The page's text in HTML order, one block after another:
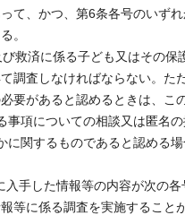
て、かつ、第6条各号のいず
。
救済に係る子ども又はその保
調査しなければならない。た
要があると認めるときは、こ
項についての相談又は匿名
関するものであると認める
手した情報等の内容が次の
等に係る調査を実施すること